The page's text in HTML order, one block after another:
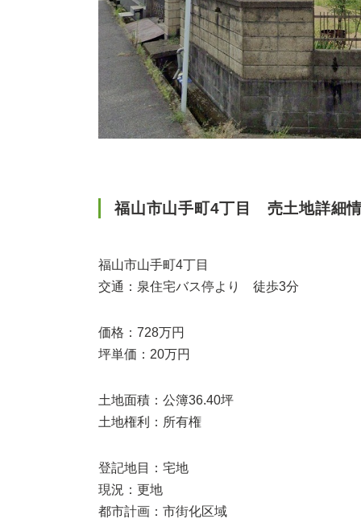
福山市山手町4丁目 売土地詳細
福山市山手町4丁目
交通：泉住宅バス停より 徒歩3分
価格：728万円
坪単価：20万円
土地面積：公簿36.40坪
土地権利：所有権
登記地目：宅地
現況：更地
都市計画：市街化区域